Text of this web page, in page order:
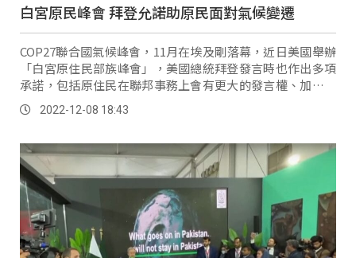
白宮原民峰會 拜登允諾助原民面對氣候變遷
COP27聯合國氣候峰會，11月在埃及剛落幕，近日美國舉辦
「白宮原住民部族峰會」，美國總統拜登發言時也作出多項
承諾，包括原住民在聯邦事務上會有更大的發言權、加強與
部族的協商、決策過程中會考慮原住民的知識，同時會撥款
給原住民族地區應對氣候變遷。
2022-12-08 18:43